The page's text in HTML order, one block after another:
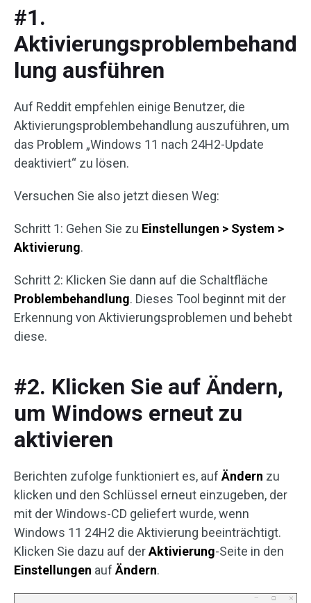
#1.
Aktivierungsproblembehand
lung ausführen
Auf Reddit empfehlen einige Benutzer, die
Aktivierungsproblembehandlung auszuführen, um
das Problem „Windows 11 nach 24H2-Update
deaktiviert“ zu lösen.
Versuchen Sie also jetzt diesen Weg:
Schritt 1: Gehen Sie zu Einstellungen > System >
Aktivierung.
Schritt 2: Klicken Sie dann auf die Schaltfläche
Problembehandlung. Dieses Tool beginnt mit der
Erkennung von Aktivierungsproblemen und behebt
diese.
#2. Klicken Sie auf Ändern,
um Windows erneut zu
aktivieren
Berichten zufolge funktioniert es, auf Ändern zu
klicken und den Schlüssel erneut einzugeben, der
mit der Windows-CD geliefert wurde, wenn
Windows 11 24H2 die Aktivierung beeinträchtigt.
Klicken Sie dazu auf derAktivierung-Seite in den
Einstellungen auf Ändern.